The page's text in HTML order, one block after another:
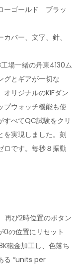
ーゴールド ブラッ
バー、文字、針、
場一緒の丹東4130ム
グとギアが一切な
リジナルのKIFダン
プウォッチ機能も使
すべてQC試験をクリ
を実現しました。刻
ロです。毎秒８振動
再び2時位置のボタン
0の位置にリセット
砲金加工し、色落ち
る “units per